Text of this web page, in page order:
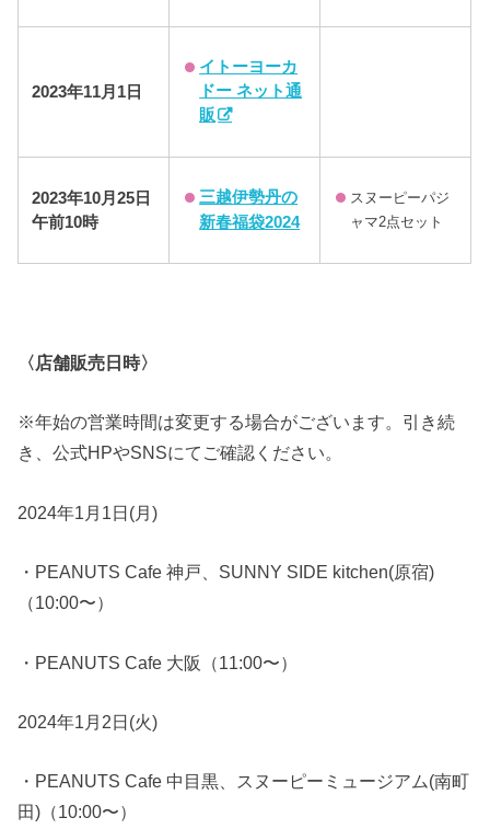
2023年11月1日
イトーヨーカ
ドー ネット通
販
2023年10月25日
午前10時
三越伊勢丹の
新春福袋2024
スヌーピーパジ
ャマ2点セット
〈店舗販売日時〉
※年始の営業時間は変更する場合がございます。引き続
き、公式HPやSNSにてご確認ください。
2024年1月1日(月)
・PEANUTS Cafe 神戸、SUNNY SIDE kitchen(原宿)
（10:00〜）
・PEANUTS Cafe 大阪（11:00〜）
2024年1月2日(火)
・PEANUTS Cafe 中目黒、スヌーピーミュージアム(南町
田)（10:00〜）